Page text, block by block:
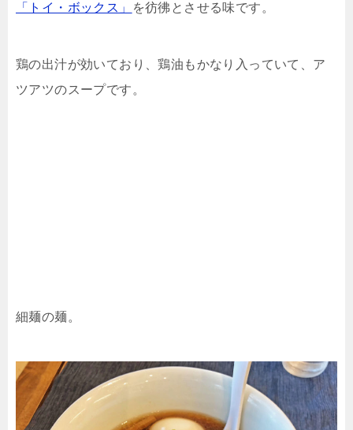
「トイ・ボックス」
を彷彿とさせる味です。
鶏の出汁が効いており、鶏油もかなり入っていて、ア
ツアツのスープです。
細麺の麺。